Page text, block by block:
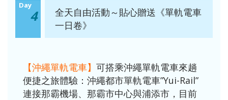
Day
4
全天自由活動～貼心贈送《單軌電車
一日卷》
【沖繩單軌電車】 可搭乘沖繩單軌電車來趟
便捷之旅體驗：沖繩都市單軌電車”Yui-Rail”
連接那霸機場、那霸市中心與浦添市，目前